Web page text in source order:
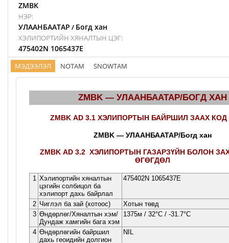
ZMBK
НЭР:
УЛААНБААТАР / Богд хан
ХЭЛИПОРТИЙН ХЯНАЛТЫН ЦЭГ:
475402N 1065437E
МЭДЭЭЛЭЛ NOTAM SNOWTAM